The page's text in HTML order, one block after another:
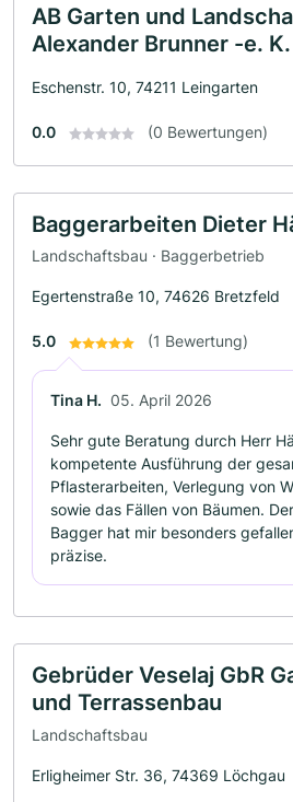
AB Garten und
Alexander Brunner -e. K.
Eschenstr. 10, 74211 Leingarten
0.0 (0 Bewertungen)
Baggerarbeiten Dieter
Landschaftsbau · Baggerbetrieb
Egertenstraße 10, 74626 Bretzfeld
5.0 (1 Bewertung)
Tina H. 05. April 2026
Sehr gute Beratung durch Herr
kompetente Ausführung der
Pflasterarbeiten, Verlegung von
sowie das Fällen von Bäumen.
Bagger hat mir besonders
präzise.
Gebrüder Veselaj GbR
und Terrassenbau
Landschaftsbau
Erligheimer Str. 36, 74369 Löchgau